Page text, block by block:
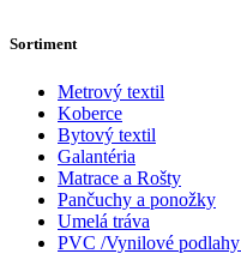
Sortiment
Metrový textil
Koberce
Bytový textil
Galantéria
Matrace a Rošty
Pančuchy a ponožky
Umelá tráva
PVC /Vynilové podlahy